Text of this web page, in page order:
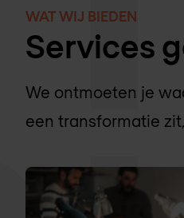
WAT WIJ BIEDEN
Services
We ontmoeten je
een transformatie